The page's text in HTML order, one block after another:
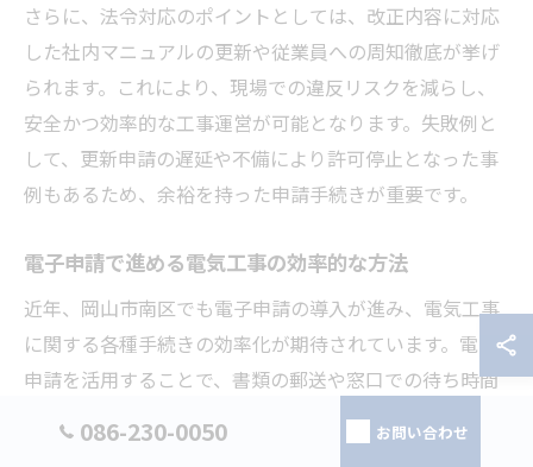
さらに、法令対応のポイントとしては、改正内容に対応
した社内マニュアルの更新や従業員への周知徹底が挙げ
られます。これにより、現場での違反リスクを減らし、
安全かつ効率的な工事運営が可能となります。失敗例と
して、更新申請の遅延や不備により許可停止となった事
例もあるため、余裕を持った申請手続きが重要です。
電子申請で進める電気工事の効率的な方法
近年、岡山市南区でも電子申請の導入が進み、電気工事
に関する各種手続きの効率化が期待されています。電子
申請を活用することで、書類の郵送や窓口での待ち時間
を削減し、申請から許可取得までの期間を短縮できま
す。さらに、申請状況のオンライン確認や修正も容易に
086-230-0050 お問い合わせ